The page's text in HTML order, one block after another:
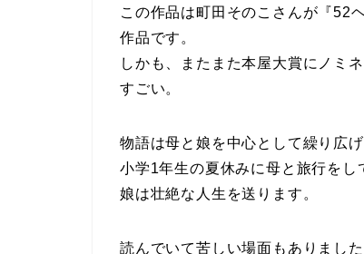
この作品は町田そのこさんが『52
作品です。
しかも、またまた本屋大賞にノミ
すごい。
物語は母と娘を中心として繰り広げ
小学1年生の夏休みに母と旅行をし
娘は壮絶な人生を送ります。
読んでいて苦しい場面もありまし